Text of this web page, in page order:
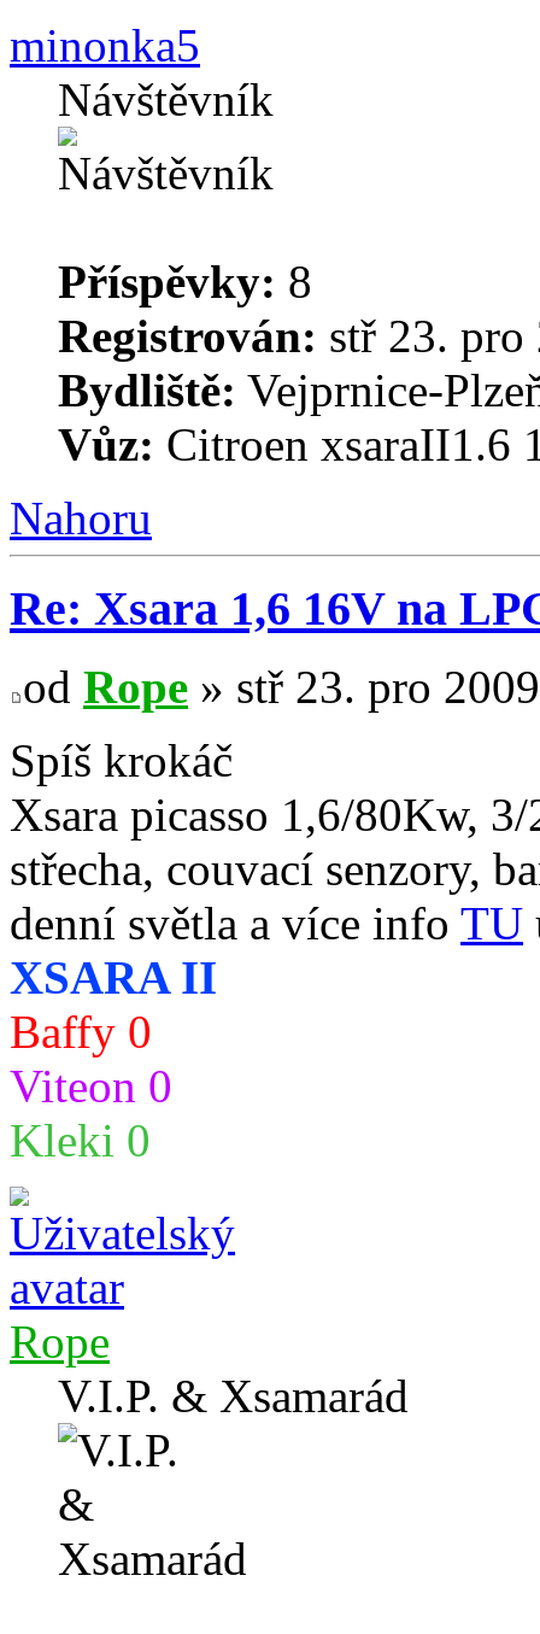
minonka5
Návštěvník
Příspěvky: 8
Registrován: stř 23. pro
Bydliště: Vejprnice-
Vůz: Citroen xsaraII1.6
Nahoru
Re: Xsara 1,6 16V na
od Rope » stř 23. pro
Spíš krokáč
Xsara picasso 1,6/80Kw,
střecha, couvací senzory,
denní světla a více info TU
XSARA II
Baffy 0
Viteon 0
Kleki 0
Rope
V.I.P. & Xsamarád